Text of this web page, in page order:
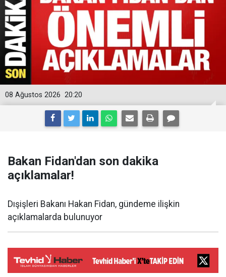
20:20
08 Ağustos 2026
Bakan Fidan'dan son dakika
açıklamalar!
Dışişleri Bakanı Hakan Fidan, gündeme ilişkin
açıklamalarda bulunuyor